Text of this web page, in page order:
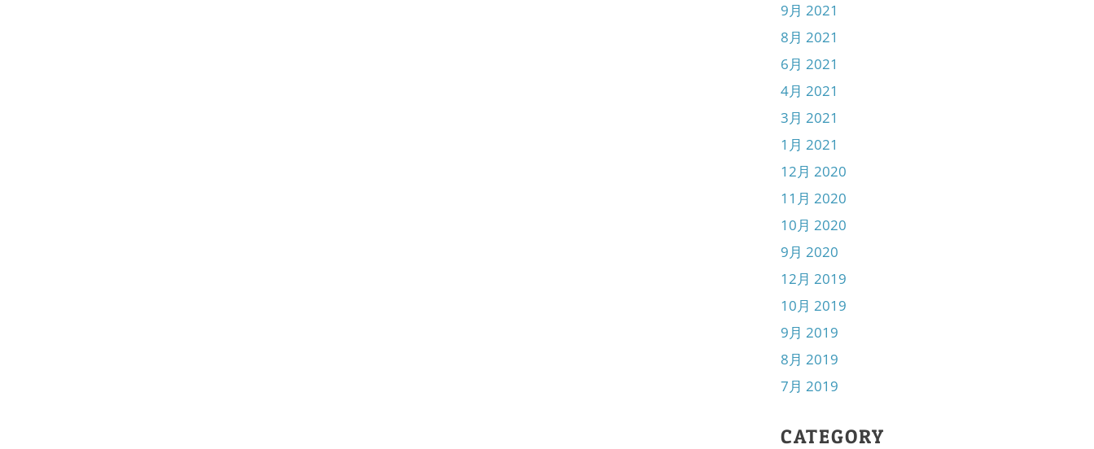
9月 2021
8月 2021
6月 2021
4月 2021
3月 2021
1月 2021
12月 2020
11月 2020
10月 2020
9月 2020
12月 2019
10月 2019
9月 2019
8月 2019
7月 2019
CATEGORY